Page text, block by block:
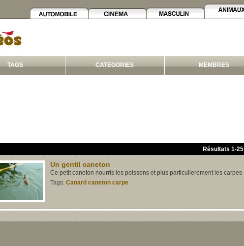
TAGS CATEGORIES MEMBRES
Résultats 1-25
Un gentil caneton
Ce petit caneton nourris les poissons et plus particulierement les carpes
Tags: Canard caneton carpe